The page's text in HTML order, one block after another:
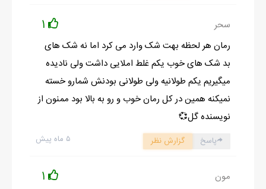
مي کردم الان دقيق بايد چي کار کنم، خطاب به سارا که با نيش شل
نگاهم مي کرد گفتم:
_ مامان برگشت خونه؟
_آره خيلي وقته.
سمت کمد ديواريم رفتم و حوله بزرگ و سفيد رنگم رو از داخلش
برداشتم.
_ اون جا نشين، برو به مامان بگو واسم يه دست لباس بزاره اومدم
سريع بپوشم. پاشو دير شد الان مي رسن!
سارا غرغري زير لب کرد که زياد متوجه نشدم، فوري از اتاق بيرون
سحر 1
رمان هر لحظه بهت شک وارد می کرد اما نه شک های
بد شک های خوب یکم غلط املایی داشت ولی نادیده
میگیریم یکم طولانیه ولی طولانی بودنش شمارو خسته
نمیکنه همین در کل رمان خوب و رو به بالا بود ممنون از
نویسنده گل💞
۵ ماه پیش پاسخ گزارش نظر
مون 1